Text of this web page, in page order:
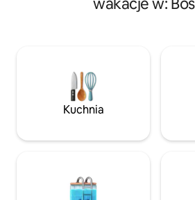
z wysokim sufitem i panoramicznymi
lodówka, naczynia kuchenne.
łazienka z kabiną prysznicową i ciepłą
wodą. Taras, na którym możesz się
zrelaksować i napić kawy. Świeże
Kuchnia